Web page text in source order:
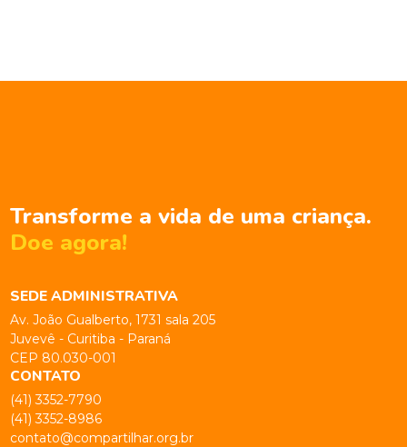
Transforme a vida de uma criança.
Doe agora!
SEDE ADMINISTRATIVA
Av. João Gualberto, 1731 sala 205
Juvevê - Curitiba - Paraná
CEP 80.030-001
CONTATO
(41) 3352-7790
(41) 3352-8986
contato@compartilhar.org.br